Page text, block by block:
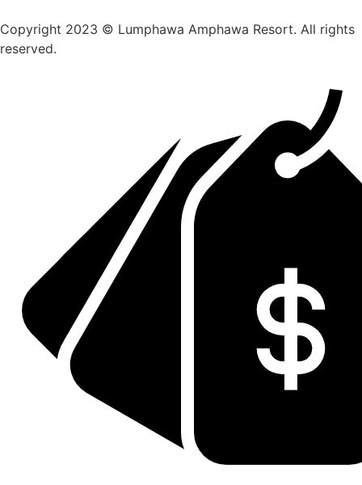
Copyright 2023 © Lumphawa Amphawa Resort. All rights
reserved.